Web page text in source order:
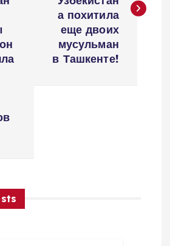
а похитила
еще двоих
мусульман
в Ташкенте!